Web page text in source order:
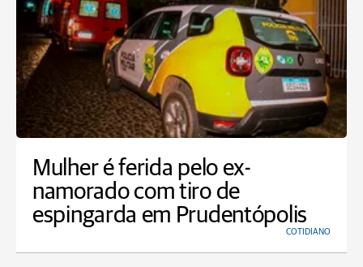
Mulher é ferida pelo ex-
namorado com tiro de
espingarda em Prudentópolis
COTIDIANO